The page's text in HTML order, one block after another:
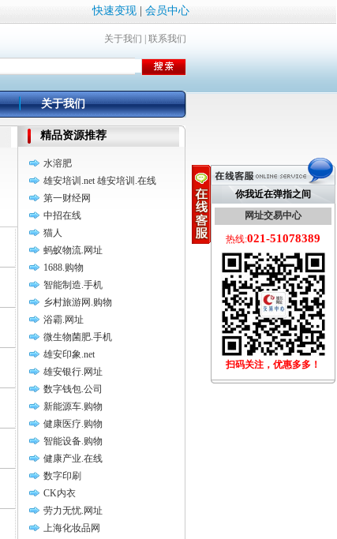
快速变现| 会员中心
你我近在弹指之间
网址交易中心
热线:021-51078389
扫码关注，优惠多多！
关于我们 联系我们
关于我们
精品资源推荐
水溶肥
雄安培训.net 雄安培训.在线
第一财经网
中招在线
猫人
蚂蚁物流.网址
1688.购物
智能制造.手机
乡村旅游网.购物
浴霸.网址
微生物菌肥.手机
雄安印象.net
雄安银行.网址
数字钱包.公司
新能源车.购物
健康医疗.购物
智能设备.购物
健康产业.在线
数字印刷
CK内衣
劳力无忧.网址
上海化妆品网